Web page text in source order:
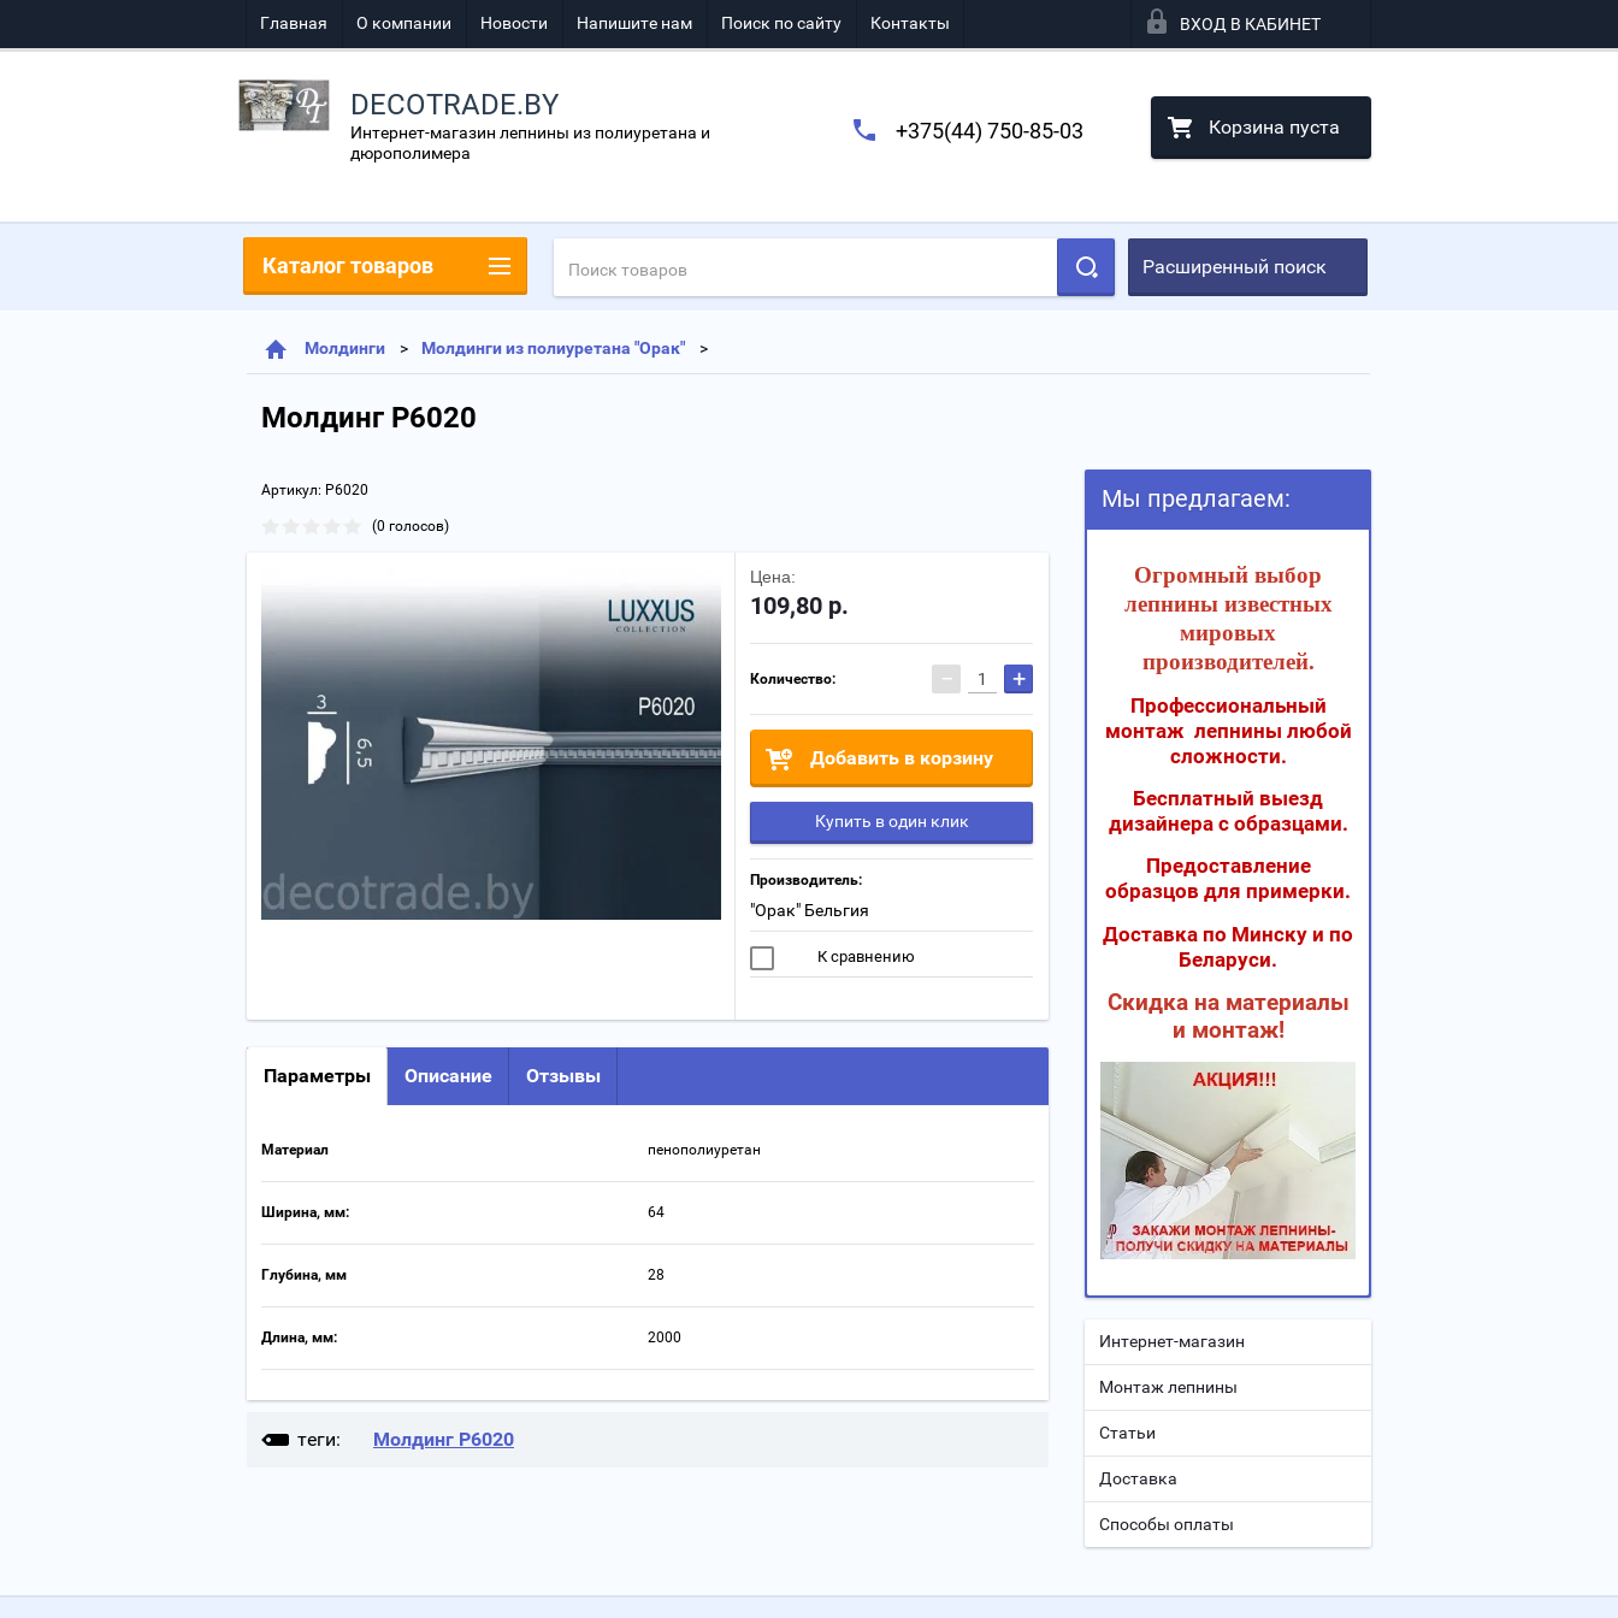
Главная О компании Новости Напишите нам Поиск по сайту Контакты ВХОД В КАБИНЕТ
DECOTRADE.BY
Интернет-магазин лепнины из полиуретана и
дюрополимера
+375(44) 750-85-03 Корзина пуста
Расширенный поиск
Молдинги Молдинги из полиуретана "Орак"
Молдинг P6020
Артикул: P6020
(0 голосов)
Цена:
109,80 р.
Количество: − +
Добавить в корзину
Купить в один клик
Производитель:
"Oрак" Бельгия
К сравнению
Параметры Описание Отзывы
Материал пенополиуретан
Ширина, мм: 64
Глубина, мм 28
Длина, мм: 2000
теги: Молдинг P6020
Каталог товаров
Мы предлагаем:
Огромный выбор
лепнины известных
мировых
производителей.
Профессиональный
монтаж лепнины любой
сложности.
Бесплатный выезд
дизайнера с образцами.
Предоставление
образцов для примерки.
Доставка по Минску и по
Беларуси.
Скидка на материалы
и монтаж!
Интернет-магазин
Монтаж лепнины
Статьи
Доставка
Способы оплаты